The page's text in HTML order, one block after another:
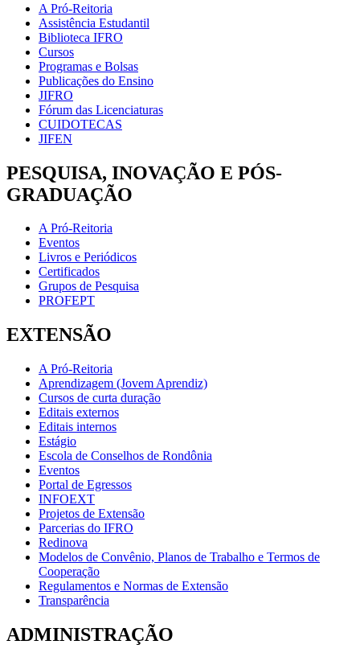
A Pró-Reitoria
Assistência Estudantil
Biblioteca IFRO
Cursos
Programas e Bolsas
Publicações do Ensino
JIFRO
Fórum das Licenciaturas
CUIDOTECAS
JIFEN
PESQUISA, INOVAÇÃO E PÓS-
GRADUAÇÃO
A Pró-Reitoria
Eventos
Livros e Periódicos
Certificados
Grupos de Pesquisa
PROFEPT
EXTENSÃO
A Pró-Reitoria
Aprendizagem (Jovem Aprendiz)
Cursos de curta duração
Editais externos
Editais internos
Estágio
Escola de Conselhos de Rondônia
Eventos
Portal de Egressos
INFOEXT
Projetos de Extensão
Parcerias do IFRO
Redinova
Modelos de Convênio, Planos de Trabalho e Termos de
Cooperação
Regulamentos e Normas de Extensão
Transparência
ADMINISTRAÇÃO